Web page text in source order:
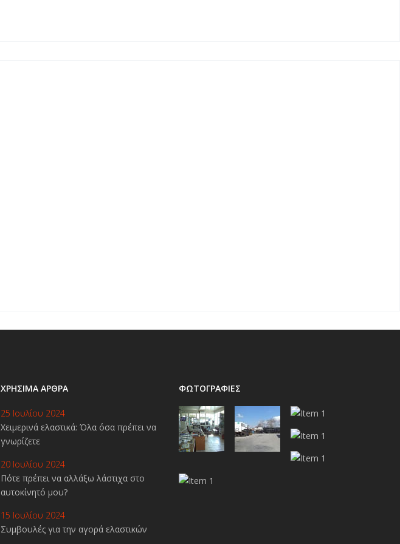
ΧΡΉΣΙΜΑ ΆΡΘΡΑ
25 Ιουλίου 2024
Χειμερινά ελαστικά: Όλα όσα πρέπει να
γνωρίζετε
20 Ιουλίου 2024
Πότε πρέπει να αλλάξω λάστιχα στο
αυτοκίνητό μου?
15 Ιουλίου 2024
Συμβουλές για την αγορά ελαστικών
ΦΩΤΟΓΡΑΦΙΕΣ